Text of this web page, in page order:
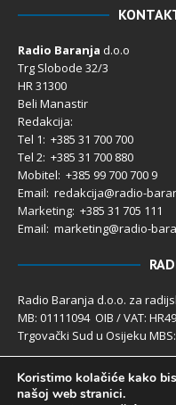
Radio Baranja d.o.o
Trg Slobode 32/3
HR 31300
Beli Manastir
Redakcija:
Tel 1: +385 31 700 700
Tel 2: +385 31 700 880
Mobitel: +385 99 700 700 9
Email: redakcija@radio-
Marketing: +385 31 705 111
Email: marketing@radio-
Radio Baranja d.o.o. za
MB: 01111094 OIB / VAT:
Trgovački Sud u Osijeku
Temeljni kapital 2.600,00 €
Poslovni račun PBZ: 2340009-
Koristimo kolačiće kako
našoj web stranici.